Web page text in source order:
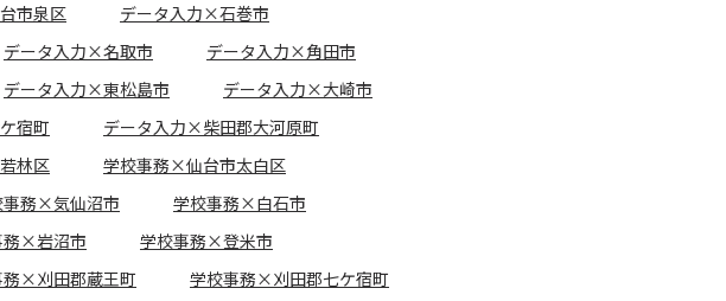
市泉区
データ入力×石巻市
データ入力×名取市
データ入力×角田市
データ入力×東松島市
データ入力×大崎市
宿町
データ入力×柴田郡大河原町
林区
学校事務×仙台市太白区
事務×気仙沼市
学校事務×白石市
務×岩沼市
学校事務×登米市
務×刈田郡蔵王町
学校事務×刈田郡七ケ宿町